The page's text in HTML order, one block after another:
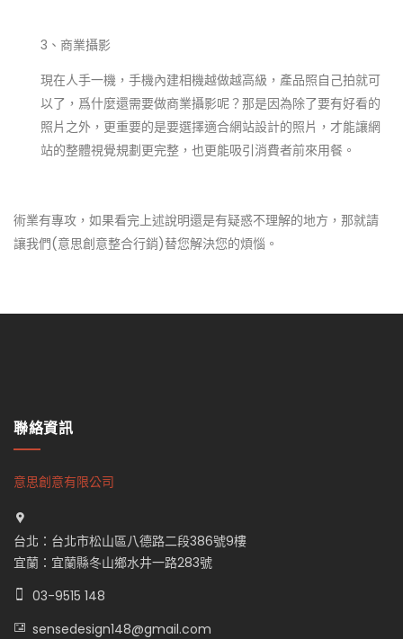
3、商業攝影
現在人手一機，手機內建相機越做越高級，產品照自己拍就可
以了，爲什麼還需要做商業攝影呢？那是因為除了要有好看的
照片之外，更重要的是要選擇適合網站設計的照片，才能讓網
站的整體視覺規劃更完整，也更能吸引消費者前來用餐。
術業有專攻，如果看完上述說明還是有疑惑不理解的地方，那就請
讓我們(意思創意整合行銷)替您解決您的煩惱。
聯絡資訊
意思創意有限公司
台北：台北市松山區八德路二段386號9樓
宜蘭：宜蘭縣冬山鄉水井一路283號
03-9515 148
sensedesign148@gmail.com